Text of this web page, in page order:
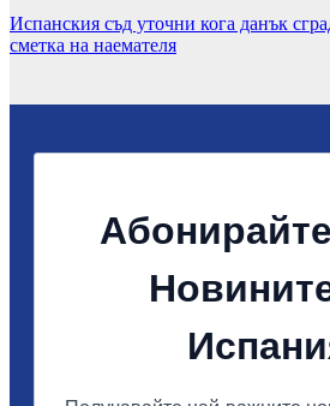
Испанския съд уточни кога данък
сметка на наемателя